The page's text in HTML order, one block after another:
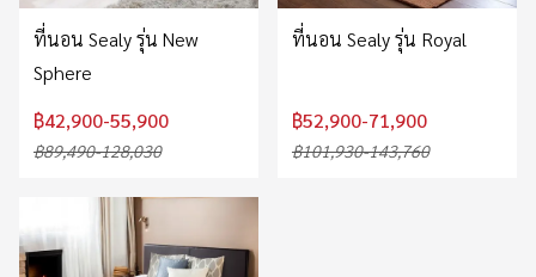
ที่นอน Sealy รุ่น New
Sphere
฿42,900-55,900
฿89,490-128,030
ที่นอน Sealy รุ่น Royal
฿52,900-71,900
฿101,930-143,760